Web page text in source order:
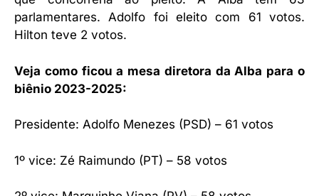
parlamentares. Adolfo foi eleito com 61 votos.
Hilton teve 2 votos.
Veja como ficou a mesa diretora da Alba para o
biênio 2023-2025:
Presidente: Adolfo Menezes (PSD) – 61 votos
1º vice: Zé Raimundo (PT) – 58 votos